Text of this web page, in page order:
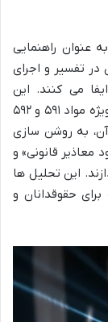
عنوان راهنمایی
در تفسیر و اجرای
می کنند. این
نظریات، با تحلیل دقیق مواد قانونی مربوطه، به ویژه مواد ۵۹۱ و ۵۹۲
به روشن سازی
قانونی» و
این تحلیل ها
حقوقدانان و